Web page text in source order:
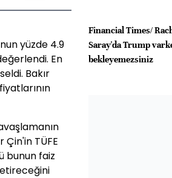
yüzde 4.9
En
Bakır
TÜFE
bunun faiz
Financial Times/
Saray'da Trump
bekleyemezsiniz